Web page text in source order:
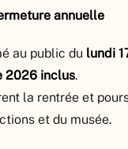
annuelle
au public du lundi
2026 inclus.
la rentrée et
et du musée.
2006.1.1513 et